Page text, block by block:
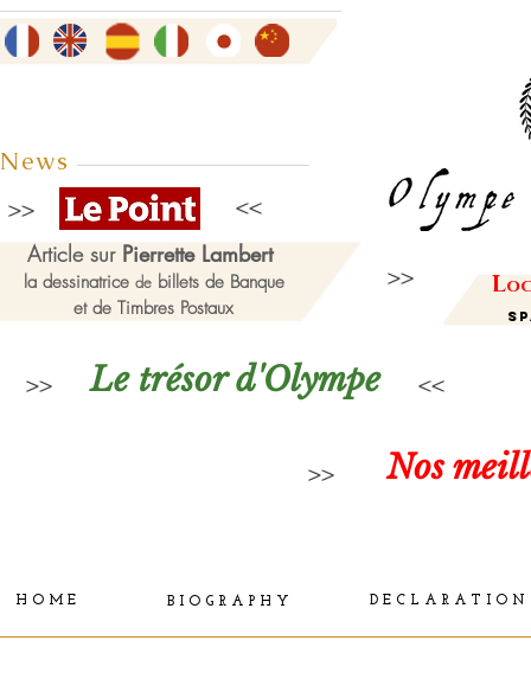
News
Article sur Pierrette Lambert
la dessinatrice debillets de Banque
et de Timbres Postaux
L
Le trésor d'Olympe
Nos
H O M E B I O G R A P H Y D E C L A R A T I O N